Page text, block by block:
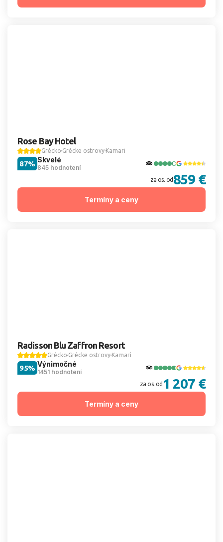
Rose Bay Hotel
Grécko Grécke ostrovy Kamari
Skvelé
845 hodnotení
87%
za os. od 859 €
Termíny a ceny
Radisson Blu Zaffron Resort
Grécko Grécke ostrovy Kamari
Výnimočné
1451 hodnotení
95%
za os. od 1 207 €
Termíny a ceny